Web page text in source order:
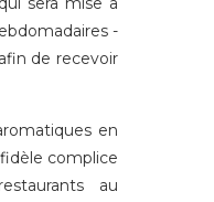
-
afin de recevoir
en
complice
au